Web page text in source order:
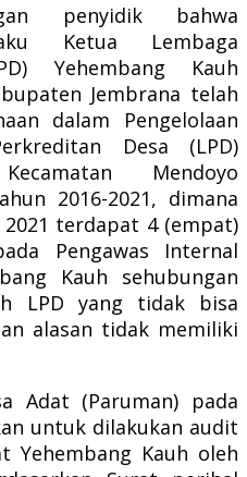
penyidik bahwa
Ketua Lembaga
Yehembang Kauh
Jembrana telah
dalam Pengelolaan
Desa (LPD)
Mendoyo
2016-2021, dimana
terdapat 4 (empat)
Pengawas Internal
Kauh sehubungan
LPD yang tidak bisa
alasan tidak memiliki
Adat (Paruman) pada
untuk dilakukan audit
Yehembang Kauh oleh